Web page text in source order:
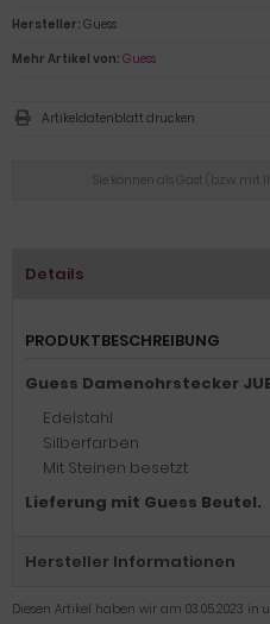
Sie können als Gast (bzw. mit
Hersteller: Guess
Mehr Artikel von: Guess
Artikeldatenblatt drucken
Details
PRODUKTBESCHREIBUNG
Guess Damenohrstecker
Edelstahl
Silberfarben
Mit Steinen besetzt
Lieferung mit Guess Beutel.
Hersteller Informationen
Diesen Artikel haben wir am 03.05.2023